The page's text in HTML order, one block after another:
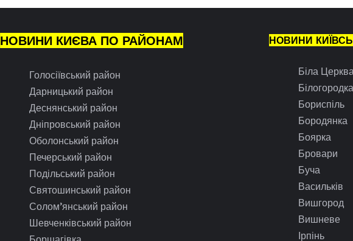
НОВИНИ КИЄВА ПО РАЙОНАМ
Голосіївський район
Дарницький район
Деснянський район
Дніпровський район
Оболонський район
Печерський район
Подільський район
Святошинський район
Солом’янський район
Шевченківський район
НОВИНИ
Біла Церква
Білогородка
Бориспіль
Бородянка
Боярка
Бровари
Буча
Васильків
Вишгород
Вишневе
Ірпінь